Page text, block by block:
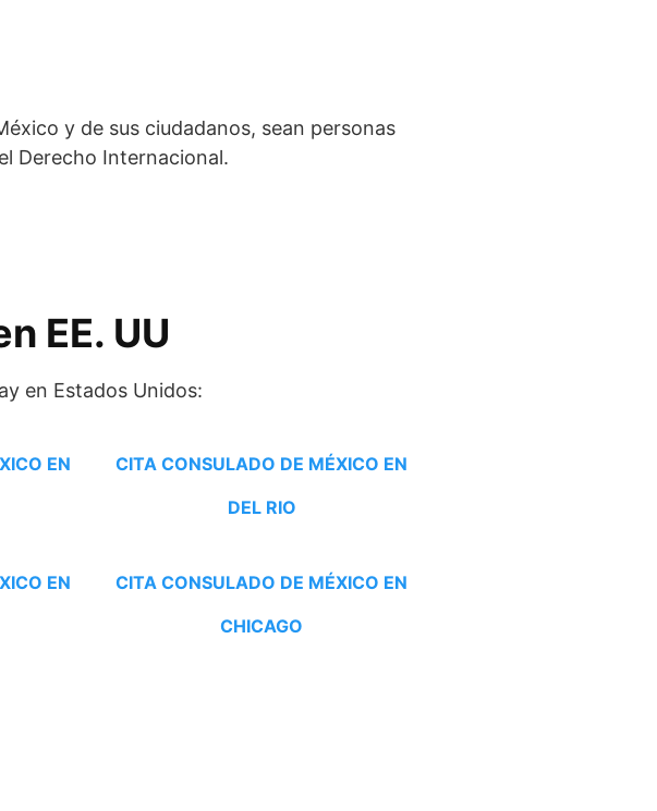
y de sus ciudadanos, sean personas
Derecho Internacional.
EE. UU
en Estados Unidos:
EN
CITA CONSULADO DE MÉXICO EN
DEL RIO
EN
CITA CONSULADO DE MÉXICO EN
CHICAGO